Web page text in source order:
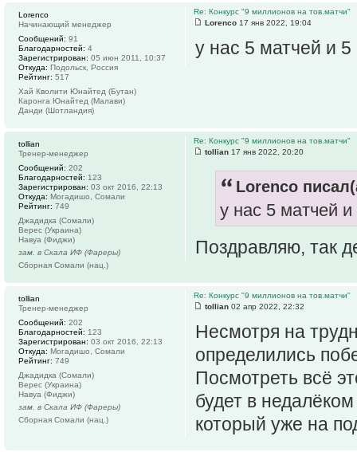
Re: Конкурс "9 миллионов на тов.матчи"
Lorenco 17 янв 2022, 19:04
у нас 5 матчей и
Lorenco
Начинающий менеджер
Сообщений: 91
Благодарностей: 4
Зарегистрирован: 05 июн 2011, 10:37
Откуда: Подольск, Россия
Рейтинг: 517
Хай Кволити Юнайтед (Бутан)
Каронга Юнайтед (Малави)
Данди (Шотландия)
Re: Конкурс "9 миллионов на тов.матчи"
tollian 17 янв 2022, 20:20
Lorenco
у нас 5 матчей
Поздравляю, так
tollian
Тренер-менеджер
Сообщений: 202
Благодарностей: 123
Зарегистрирован: 03 окт 2016, 22:13
Откуда: Могадишо, Сомали
Рейтинг: 749
Джадидка (Сомали)
Верес (Украина)
Навуа (Фиджи)
зам. в Скала ИФ (Фареры)
Сборная Сомали (нац.)
Re: Конкурс "9 миллионов на тов.матчи"
tollian 02 апр 2022, 22:32
Несмотря на
определились
Посмотреть всё
будет в
который уже на
tollian
Тренер-менеджер
Сообщений: 202
Благодарностей: 123
Зарегистрирован: 03 окт 2016, 22:13
Откуда: Могадишо, Сомали
Рейтинг: 749
Джадидка (Сомали)
Верес (Украина)
Навуа (Фиджи)
зам. в Скала ИФ (Фареры)
Сборная Сомали (нац.)